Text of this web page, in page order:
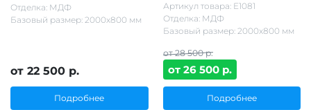
Отделка: МДФ
Базовый размер: 2000х800 мм
от 22 500 р.
Подробнее
Артикул товара: Е1081
Отделка: МДФ
Базовый размер: 2000х800 мм
от 28 500 р.
от 26 500 р.
Подробнее